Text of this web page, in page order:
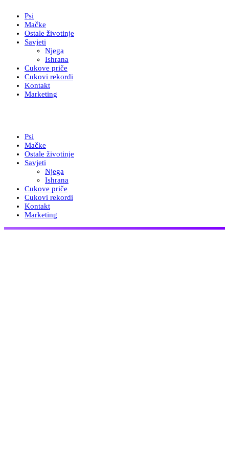
Psi
Mačke
Ostale životinje
Savjeti
Njega
Ishrana
Cukove priče
Cukovi rekordi
Kontakt
Marketing
Psi
Mačke
Ostale životinje
Savjeti
Njega
Ishrana
Cukove priče
Cukovi rekordi
Kontakt
Marketing